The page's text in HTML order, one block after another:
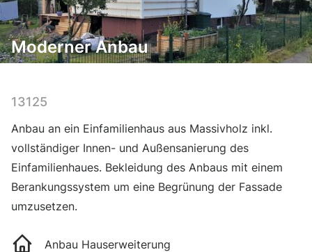
Moderner Anbau
13125
Anbau an ein Einfamilienhaus aus Massivholz inkl.
vollständiger Innen- und Außensanierung des
Einfamilienhaues. Bekleidung des Anbaus mit einem
Berankungssystem um eine Begrünung der Fassade
umzusetzen.
Anbau Hauserweiterung